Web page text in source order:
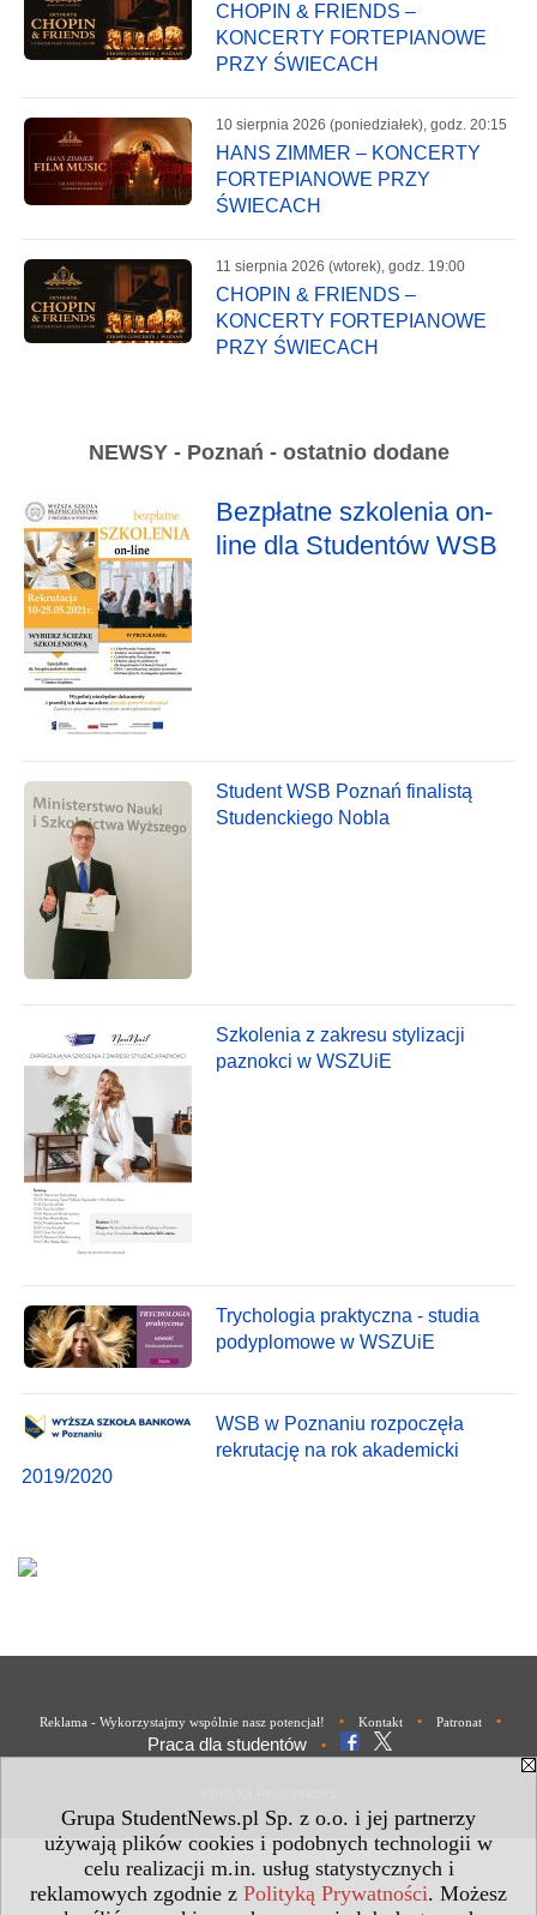
Grupa StudentNews.pl Sp. z o.o. i jej partnerzy
używają plików cookies i podobnych technologii w
celu realizacji m.in. usług statystycznych i
reklamowych zgodnie z Polityką Prywatności. Możesz
CHOPIN & FRIENDS –
KONCERTY FORTEPIANOWE
PRZY ŚWIECACH
10 sierpnia 2026 (poniedziałek), godz. 20:15
HANS ZIMMER – KONCERTY
FORTEPIANOWE PRZY
ŚWIECACH
11 sierpnia 2026 (wtorek), godz. 19:00
CHOPIN & FRIENDS –
KONCERTY FORTEPIANOWE
PRZY ŚWIECACH
NEWSY - Poznań - ostatnio dodane
Bezpłatne szkolenia on-
line dla Studentów WSB
Student WSB Poznań finalistą
Studenckiego Nobla
Szkolenia z zakresu stylizacji
paznokci w WSZUiE
Trychologia praktyczna - studia
podyplomowe w WSZUiE
WSB w Poznaniu rozpoczęła
rekrutację na rok akademicki
2019/2020
Reklama - Wykorzystajmy wspólnie nasz potencjał! • Kontakt • Patronat •
Praca dla studentów •